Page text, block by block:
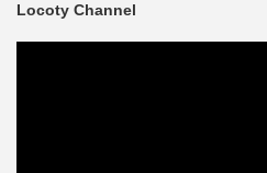
Locoty Channel